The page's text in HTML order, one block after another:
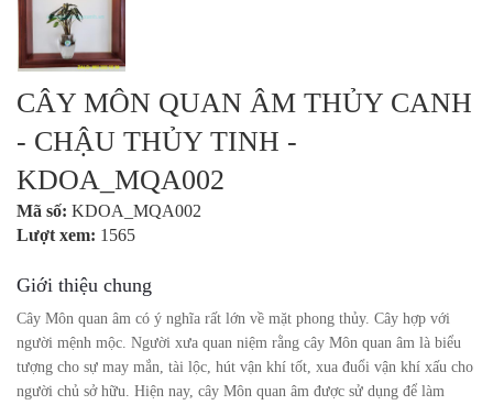
CÂY MÔN QUAN ÂM THỦY CANH
- CHẬU THỦY TINH -
KDOA_MQA002
Mã số: KDOA_MQA002
Lượt xem: 1565
Giới thiệu chung
Cây Môn quan âm có ý nghĩa rất lớn về mặt phong thủy. Cây hợp với
người mệnh mộc. Người xưa quan niệm rằng cây Môn quan âm là biểu
tượng cho sự may mắn, tài lộc, hút vận khí tốt, xua đuổi vận khí xấu cho
người chủ sở hữu. Hiện nay, cây Môn quan âm được sử dụng để làm